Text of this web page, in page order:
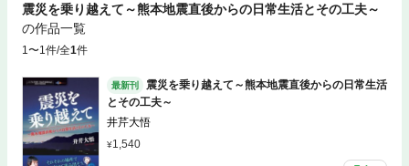
震災を乗り越えて～熊本地震直後からの日常生活とその工夫～
の作品一覧
1〜1件/全1件
最新刊
震災を乗り越えて～熊本地震直後からの日常生活
とその工夫～
井芹大悟
1,540